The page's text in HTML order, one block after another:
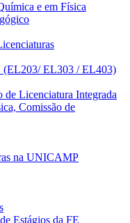
e em Física
EL303 / EL403)
de Licenciatura Integrada
Comissão de
na UNICAMP
Estágios da FE